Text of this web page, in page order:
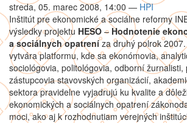
streda, 05. marec 2008, 14:00 — HPI
Inštitút pre ekonomické a sociálne reformy
výsledky projektu HESO – Hodnotenie
a sociálnych opatreníza druhý polrok
vytvára platformu, kde sa ekonómovia,
sociológovia, politológovia, odborní žurnalisti,
zástupcovia stavovských organizácií,
sektora pravidelne vyjadrujú ku kvalite a
ekonomických a sociálnych opatrení
moci, ako aj k rozhodnutiam verejných